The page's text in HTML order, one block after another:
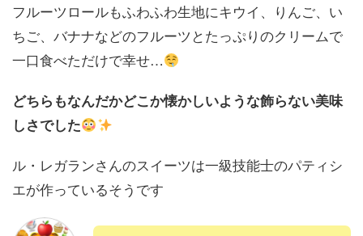
フルーツロールもふわふわ生地にキウイ、りんご、い
ちご、バナナなどのフルーツとたっぷりのクリームで
一口食べただけで幸せ…
どちらもなんだかどこか懐かしいような飾らない美味
しさでした
ル・レガランさんのスイーツは一級技能士のパティシ
エが作っているそうです